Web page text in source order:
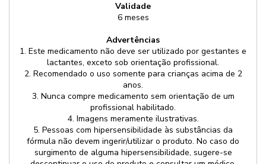
Validade
6 meses
Advertências
1. Este medicamento não deve ser utilizado por gestantes e
lactantes, exceto sob orientação profissional.
2. Recomendado o uso somente para crianças acima de 2
anos.
3. Nunca compre medicamento sem orientação de um
profissional habilitado.
4. Imagens meramente ilustrativas.
5. Pessoas com hipersensibilidade às substâncias da
fórmula não devem ingerir/utilizar o produto. No caso do
surgimento de alguma hipersensibilidade, sugere-se